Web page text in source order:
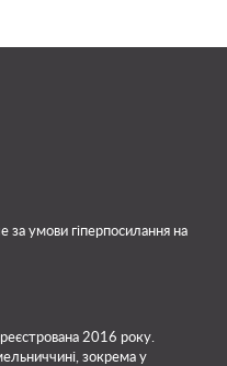
за умови гіперпосилання на
2016 року.
зокрема у